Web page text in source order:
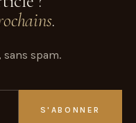
.
spam.
S'ABONNER